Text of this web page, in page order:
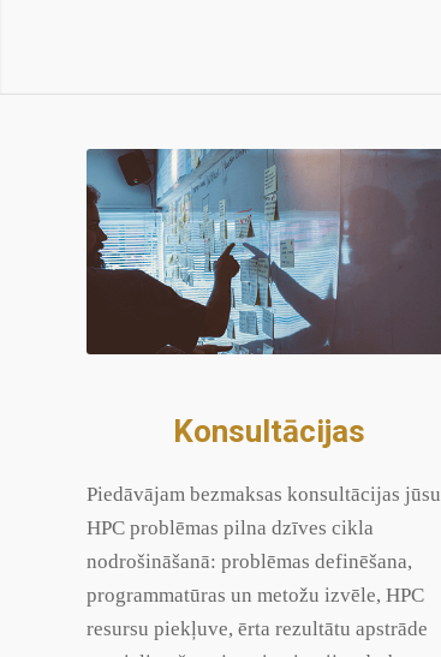
Konsultācijas
Piedāvājam bezmaksas konsultācijas jūsu
HPC problēmas pilna dzīves cikla
nodrošināšanā: problēmas definēšana,
programmatūras un metožu izvēle, HPC
resursu piekļuve, ērta rezultātu apstrāde